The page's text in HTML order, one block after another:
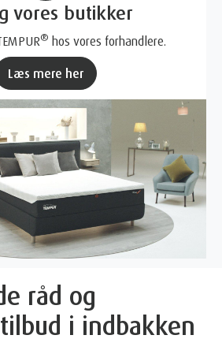
vores butikker
® hos vores forhandlere.
Læs mere her
råd og
i indbakken